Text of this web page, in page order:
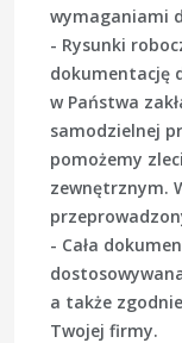
wymaganiami
- Rysunki
dokumentację
w Państwa
samodzielnej
pomożemy
zewnętrznym.
- Cała
a także
Twojej firmy.